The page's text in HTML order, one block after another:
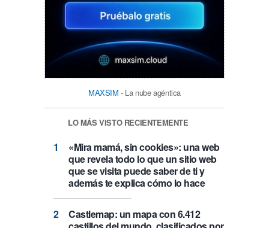
MAXSIM - La nube agéntica
LO MÁS VISTO RECIENTEMENTE
«Mira mamá, sin cookies»: una web
que revela todo lo que un sitio web
que se visita puede saber de ti y
además te explica cómo lo hace
Castlemap: un mapa con 6.412